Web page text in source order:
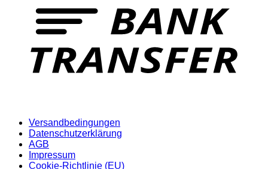
Versandbedingungen
Datenschutzerklärung
AGB
Impressum
Cookie-Richtlinie (EU)